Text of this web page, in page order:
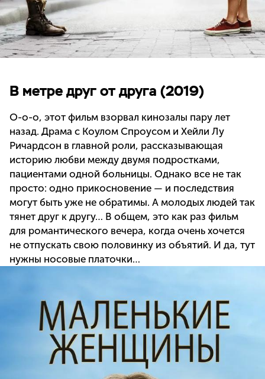
В метре друг от друга (2019)
О-о-о, этот фильм взорвал кинозалы пару лет
назад. Драма с Коулом Спроусом и Хейли Лу
Ричардсон в главной роли, рассказывающая
историю любви между двумя подростками,
пациентами одной больницы. Однако все не так
просто: одно прикосновение — и последствия
могут быть уже не обратимы. А молодых людей так
тянет друг к другу… В общем, это как раз фильм
для романтического вечера, когда очень хочется
не отпускать свою половинку из объятий. И да, тут
нужны носовые платочки…